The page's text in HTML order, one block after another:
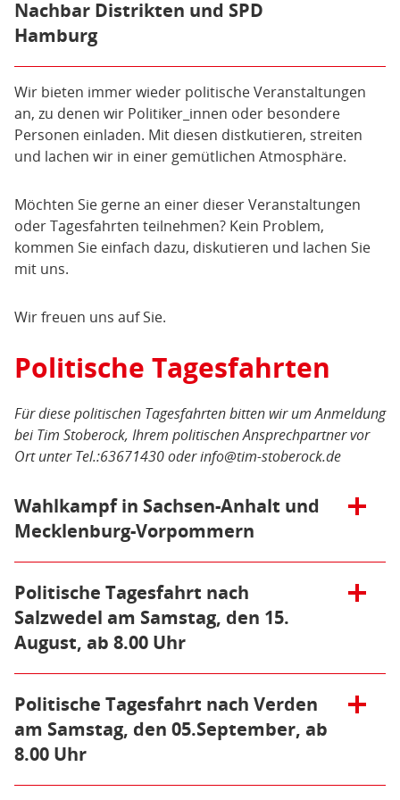
folgenden Link
beitreten:
Also, ich hoffe dann bis sehr bald!
Für Rückfragen stehe ich jederzeit gerne zur
Verfügung (01772429205)!
Allee 10, 20097 Hamburg
SPD-Rudelsingen
Wir laden herzlich ein zum Singen von
Arbeiter- und Falkenliedern.
Notenkenntnisse sind nicht
erforderlich, nur der Spaß am
gemeinsamen Singen.
Mit unserem Finanzsenator Andreas Dressel
Hummelsbüttel. Diese findet statt am Sonntag,
den 30.8. und startet um 11.00 Uhr an der IGL. Von
dort aus besichtigen wir verschiedene
interessante Stationen in Hummelsbüttel und
schauen, was sich bei uns vor Ort alles tut. Enden
Currywürsten beim SCP.
Nachbar Distrikten und SPD
Hamburg
Wir bieten immer wieder politische Veranstaltungen
an, zu denen wir Politiker_innen oder besondere
Personen einladen. Mit diesen distkutieren, streiten
und lachen wir in einer gemütlichen Atmosphäre.
Möchten Sie gerne an einer dieser Veranstaltungen
oder Tagesfahrten teilnehmen? Kein Problem,
kommen Sie einfach dazu, diskutieren und lachen Sie
mit uns.
Wir freuen uns auf Sie.
Politische Tagesfahrten
Für diese politischen Tagesfahrten bitten wir um Anmeldung
bei Tim Stoberock, Ihrem politischen Ansprechpartner vor
Ort unter Tel.:63671430 oder info@tim-stoberock.de
Öffnen/Schließen:
Wahlkampf in Sachsen-Anhalt und
Mecklenburg-Vorpommern
Wahlkampfhilfe um die
AfD zu verhindern
Vor dem Hintergrund der anstehenden Landtags-
und Kommunalwahlen bieten unsere politischen
Verteilaktionen beteiligen, statt am rein
touristischen Programm teilzunehmen. Das ist
gerade in Mecklenburg-Vorpommern und
dass demokratische Parteien die Zukunft dieser
Öffnen/Schließen:
Politische Tagesfahrt nach
Salzwedel am Samstag, den 15.
August, ab 8.00 Uhr
Tagesfahrt nach
Salzwedel am Samstag,
den 15. August, ab 8.00
Uhr
Salzwedel ist überreich an Kultur und Geschichte,
Öffnen/Schließen:
Politische Tagesfahrt nach Verden
am Samstag, den 05.September, ab
8.00 Uhr